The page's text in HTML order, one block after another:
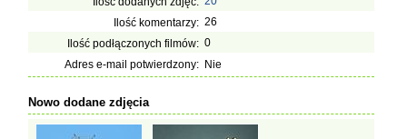
Ilość komentarzy: 26
Ilość podłączonych filmów: 0
Adres e-mail potwierdzony: Nie
Nowo dodane zdjęcia